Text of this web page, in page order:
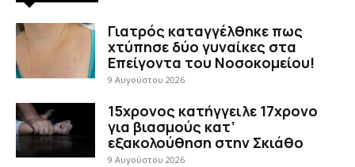
Γιατρός καταγγέλθηκε πως
χτύπησε δύο γυναίκες στα
Επείγοντα του Νοσοκομείου!
9 Αυγούστου 2026
15χρονος κατήγγειλε 17χρονο
για βιασμούς κατ’
εξακολούθηση στην Σκιάθο
9 Αυγούστου 2026